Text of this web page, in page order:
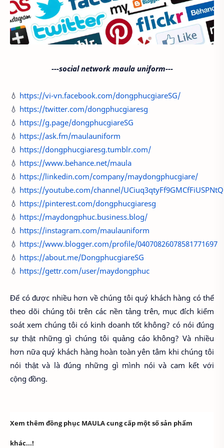
---social network maula uniform---
💧 https://vi-vn.facebook.com/dongphucgiareSG/
💧 https://twitter.com/dongphucgiaresg
💧 https://g.page/dongphucgiareSG
💧 https://ask.fm/maulauniform
💧 https://dongphucgiaresg.tumblr.com/
💧 https://www.behance.net/maula
💧 https://linkedin.com/company/maydongphucgiare/
💧 https://youtube.com/channel/UCiuq3qtyFf9GMCfFiUSPNtQ
💧 https://pinterest.com/dongphucgiaresg
💧 https://maydongphuc.business.blog/
💧 https://instagram.com/maulauniform
💧 https://www.blogger.com/profile/04070826078581771697
💧 https://about.me/DongphucgiareSG
💧 https://gettr.com/user/maydongphuc
Để có được nhiều hơn về chúng tôi quý khách hàng có thể
theo dõi chúng tôi trên các nền tảng trên, mục đích kiểm
soát xem chúng tôi có kinh doanh tốt không? có nói đúng
sự thật những gì chúng tôi quảng cáo không? Và nhiều
hơn nữa quý khách hàng hoàn toàn yên tâm khi chúng tôi
nói thật và là đúng những gì mình nói và cam kết với
cộng đồng.
Xem thêm đồng phục MAULA cung cấp một số sản phẩm
khác...!